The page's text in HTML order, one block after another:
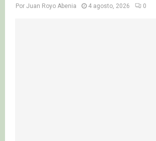
Por Juan Royo Abenia 4 agosto, 2026 0